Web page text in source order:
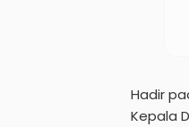
Hadir
Kepala